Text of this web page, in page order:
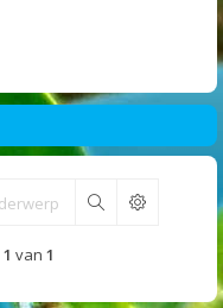
Zoek
1 van 1